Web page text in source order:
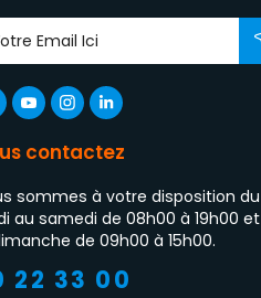
contactez
sommes à votre disposition du
au samedi de 08h00 à 19h00 et
de 09h00 à 15h00.
22 33 00